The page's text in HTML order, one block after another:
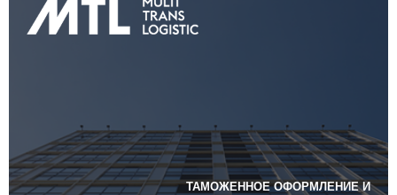
ТАМОЖЕННОЕ ОФОРМЛЕНИЕ И